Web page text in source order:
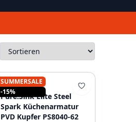
SUMMERSALE
-15%
PURE.SINK
Pure.Sink Elite Steel
Spark Küchenarmatur
PVD Kupfer PS8040-62